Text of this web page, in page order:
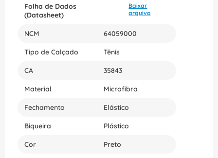
Folha de Dados
(Datasheet)
Baixar
arquivo
NCM 64059000
Tipo de Calçado Tênis
CA 35843
Material Microfibra
Fechamento Elástico
Biqueira Plástico
Cor Preto